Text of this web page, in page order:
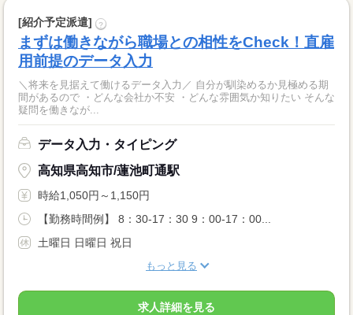
[紹介予定派遣] ?
まずは働きながら職場との相性をCheck！直雇
用前提のデータ入力
＼将来を見据えて働けるデータ入力／ 自分が馴染めるか見極める期
間があるので ・どんな会社か不安 ・どんな雰囲気か知りたい そんな
疑問を働きなが...
データ入力・タイピング
高知県高知市/蓮池町通駅
時給1,050円～1,150円
【勤務時間例】 8：30-17：30 9：00-17：00...
土曜日 日曜日 祝日
もっと見る
求人詳細を見る